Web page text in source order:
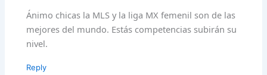
Ánimo chicas la MLS y la liga MX femenil son de las
mejores del mundo. Estás competencias subirán su
nivel.
Reply